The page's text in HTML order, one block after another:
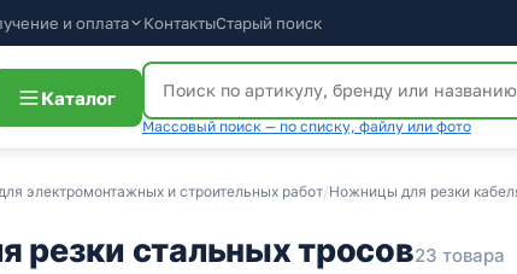
и оплата КонтактыСтарый поиск
Каталог
Массовый поиск — по списку, файлу или фото
электромонтажных и строительных работ/Ножницы для резки
резки стальных тросов23 товара